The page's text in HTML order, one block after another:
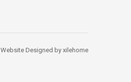
Website Designed by xilehome